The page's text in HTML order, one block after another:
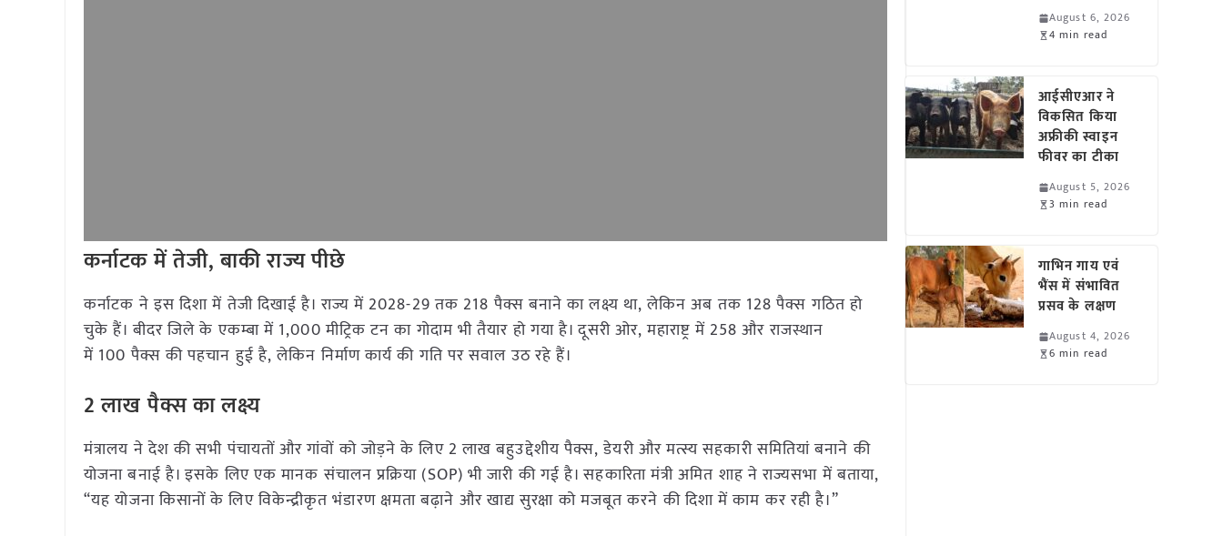
कर्नाटक में तेजी,बाकी राज्य पीछे
कर्नाटक ने इस दिशा में तेजी दिखाई है। राज्य में 2028-29 तक 218 पैक्स बनाने का लक्ष्य था, लेकिन अब तक 128 पैक्स गठित हो
चुके हैं। बीदर जिले के एकम्बा में 1,000 मीट्रिक टन का गोदाम भी तैयार हो गया है। दूसरी ओर, महाराष्ट्र में 258 और राजस्थान
में 100 पैक्स की पहचान हुई है, लेकिन निर्माण कार्य की गति पर सवाल उठ रहे हैं।
2लाख पैक्स का लक्ष्य
मंत्रालय ने देश की सभी पंचायतों और गांवों को जोड़ने के लिए 2 लाख बहुउद्देशीय पैक्स, डेयरी और मत्स्य सहकारी समितियां बनाने की
योजना बनाई है। इसके लिए एक मानक संचालन प्रक्रिया (SOP) भी जारी की गई है। सहकारिता मंत्री अमित शाह ने राज्यसभा में बताया,
“यह योजना किसानों के लिए विकेन्द्रीकृत भंडारण क्षमता बढ़ाने और खाद्य सुरक्षा को मजबूत करने की दिशा में काम कर रही है।”
August 6, 2026
4 min read
आईसीएआर ने
विकसित किया
अफ्रीकी स्वाइन
फीवर का टीका
August 5, 2026
3 min read
गाभिन गाय एवं
भैंस में संभावित
प्रसव के लक्षण
August 4, 2026
6 min read